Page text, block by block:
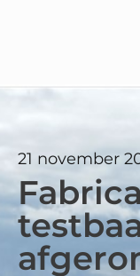
21 november